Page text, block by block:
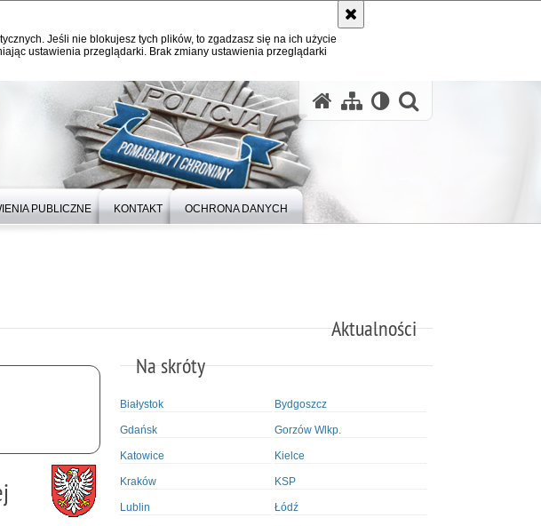
Jeśli nie blokujesz tych plików, to zgadzasz się na ich użycie
ustawienia przeglądarki. Brak zmiany ustawienia przeglądarki
PUBLICZNE KONTAKT OCHRONA DANYCH
Aktualności
Na skróty
Białystok Bydgoszcz
Gdańsk Gorzów Wlkp.
Katowice Kielce
Kraków KSP
Lublin Łódź